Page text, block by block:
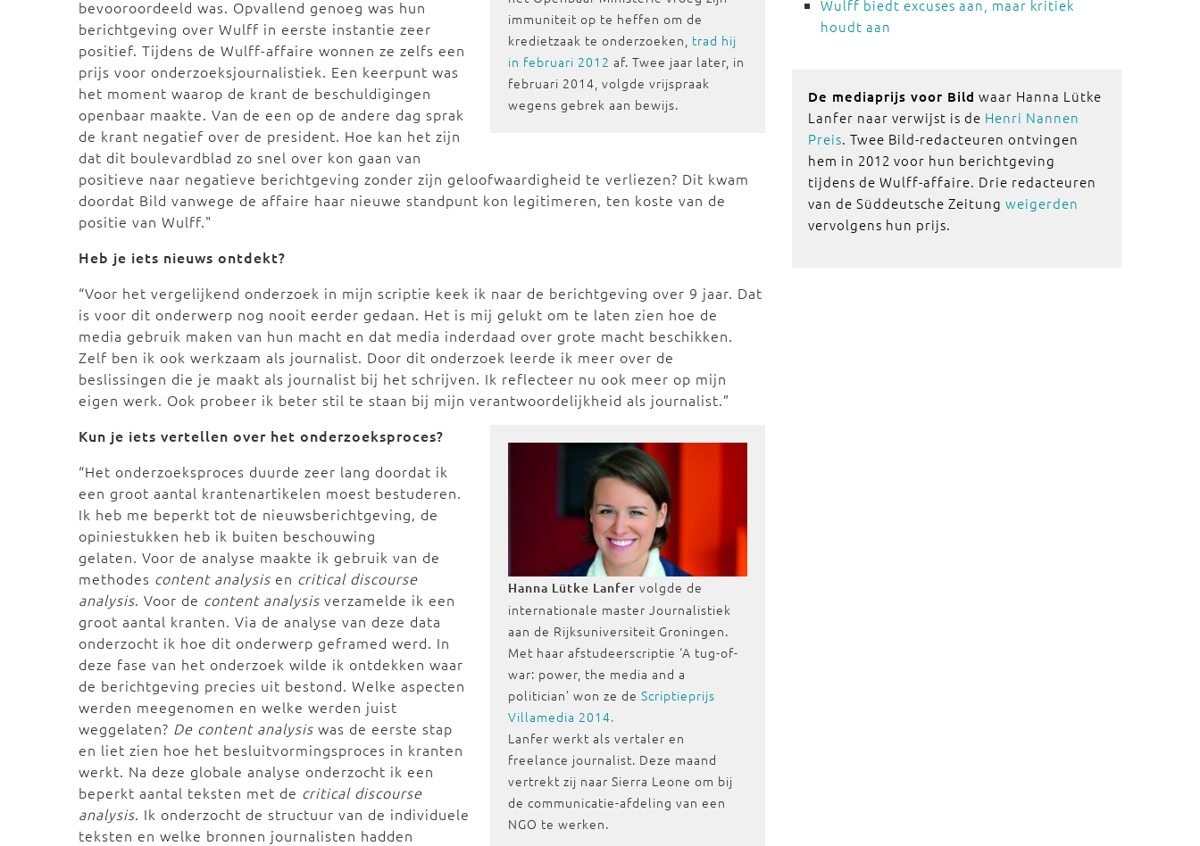
immuniteit op te heffen om de
kredietzaak te onderzoeken, trad hij
in februari 2012 af. Twee jaar later, in
februari 2014, volgde vrijspraak
wegens gebrek aan bewijs.
bevooroordeeld was. Opvallend genoeg was hun
berichtgeving over Wulff in eerste instantie zeer
positief. Tijdens de Wulff-affaire wonnen ze zelfs een
prijs voor onderzoeksjournalistiek. Een keerpunt was
het moment waarop de krant de beschuldigingen
openbaar maakte. Van de een op de andere dag sprak
de krant negatief over de president. Hoe kan het zijn
dat dit boulevardblad zo snel over kon gaan van
positieve naar negatieve berichtgeving zonder zijn geloofwaardigheid te verliezen? Dit kwam
doordat Bild vanwege de affaire haar nieuwe standpunt kon legitimeren, ten koste van de
positie van Wulff."
Heb je iets nieuws ontdekt?
“Voor het vergelijkend onderzoek in mijn scriptie keek ik naar de berichtgeving over 9 jaar. Dat
is voor dit onderwerp nog nooit eerder gedaan. Het is mij gelukt om te laten zien hoe de
media gebruik maken van hun macht en dat media inderdaad over grote macht beschikken.
Zelf ben ik ook werkzaam als journalist. Door dit onderzoek leerde ik meer over de
beslissingen die je maakt als journalist bij het schrijven. Ik reflecteer nu ook meer op mijn
eigen werk. Ook probeer ik beter stil te staan bij mijn verantwoordelijkheid als journalist.”
Hanna Lütke Lanfer volgde de
internationale master Journalistiek
aan de Rijksuniversiteit Groningen.
Met haar afstudeerscriptie ‘A tug-of-
war: power, the media and a
politician’ won ze deScriptieprijs
Villamedia 2014.
Lanfer werkt als vertaler en
freelance journalist. Deze maand
vertrekt zij naar Sierra Leone om bij
de communicatie-afdeling van een
NGO te werken.
Kun je iets vertellen over het onderzoeksproces?
“Het onderzoeksproces duurde zeer lang doordat ik
een groot aantal krantenartikelen moest bestuderen.
Ik heb me beperkt tot de nieuwsberichtgeving, de
opiniestukken heb ik buiten beschouwing
gelaten. Voor de analyse maakte ik gebruik van de
methodes content analysis en critical discourse
analysis. Voor de content analysis verzamelde ik een
groot aantal kranten. Via de analyse van deze data
onderzocht ik hoe dit onderwerp geframed werd. In
deze fase van het onderzoek wilde ik ontdekken waar
de berichtgeving precies uit bestond. Welke aspecten
werden meegenomen en welke werden juist
weggelaten? De content analysis was de eerste stap
en liet zien hoe het besluitvormingsproces in kranten
werkt. Na deze globale analyse onderzocht ik een
beperkt aantal teksten met de critical discourse
analysis. Ik onderzocht de structuur van de individuele
teksten en welke bronnen journalisten hadden
Wulff biedt excuses aan, maar kritiek
houdt aan
De mediaprijs voor Bild waar Hanna Lütke
Lanfer naar verwijst is de Henri Nannen
Preis. Twee Bild-redacteuren ontvingen
hem in 2012 voor hun berichtgeving
tijdens de Wulff-affaire. Drie redacteuren
van de Süddeutsche Zeitung weigerden
vervolgens hun prijs.